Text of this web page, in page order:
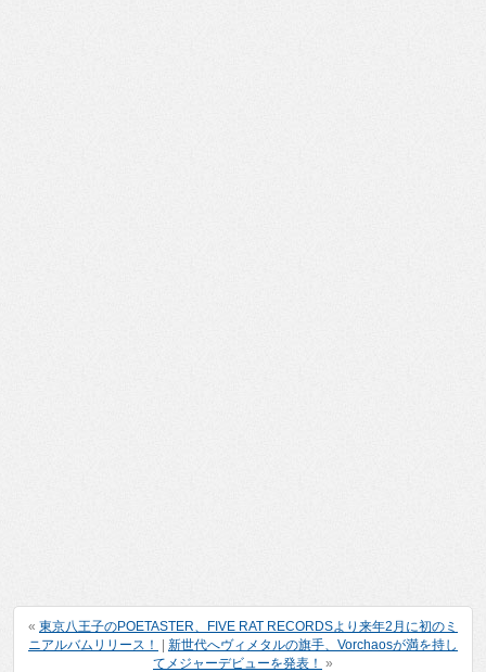
« 東京八王子のPOETASTER、FIVE RAT RECORDSより来年2月に初のミ
ニアルバムリリース！
| 新世代へヴィメタルの旗手、Vorchaosが満を持し
てメジャーデビューを発表！ »